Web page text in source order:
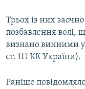
ІНФОГРАФІКА
ДОЛУЧАЙСЯ!
Трьох із них
позбавлення волі,
визнано винними у
ст. 111 КК України).
Раніше